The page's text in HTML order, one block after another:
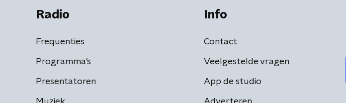
Radio
Frequenties
Programma's
Presentatoren
Info
Contact
Veelgestelde vragen
App de studio